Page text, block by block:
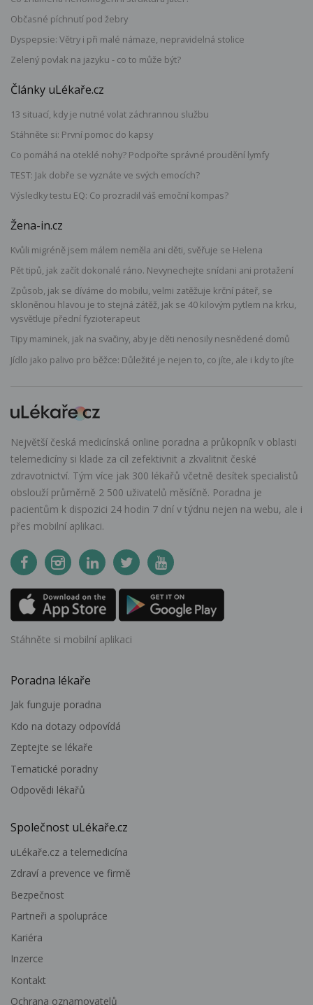
Občasné píchnutí pod žebry
Dyspepsie: Větry i při malé námaze, nepravidelná stolice
Zelený povlak na jazyku - co to může být?
Články uLékaře.cz
13 situací, kdy je nutné volat záchrannou službu
Stáhněte si: První pomoc do kapsy
Co pomáhá na oteklé nohy? Podpořte správné proudění lymfy
TEST: Jak dobře se vyznáte ve svých emocích?
Výsledky testu EQ: Co prozradil váš emoční kompas?
Žena-in.cz
Kvůli migréně jsem málem neměla ani děti, svěřuje se Helena
Pět tipů, jak začít dokonalé ráno. Nevynechejte snídani ani protažení
Způsob, jak se díváme do mobilu, velmi zatěžuje krční páteř, se
skloněnou hlavou je to stejná zátěž, jak se 40 kilovým pytlem na krku,
vysvětluje přední fyzioterapeut
Tipy maminek, jak na svačiny, aby je děti nenosily nesnědené domů
Jídlo jako palivo pro běžce: Důležité je nejen to, co jíte, ale i kdy to jíte
Největší česká medicínská online poradna a průkopník v oblasti
telemedicíny si klade za cíl zefektivnit a zkvalitnit české
zdravotnictví. Tým více jak 300 lékařů včetně desítek specialistů
obslouží průměrně 2 500 uživatelů měsíčně. Poradna je
pacientům k dispozici 24 hodin 7 dní v týdnu nejen na webu, ale i
přes mobilní aplikaci.
Stáhněte si mobilní aplikaci
Poradna lékaře
Jak funguje poradna
Kdo na dotazy odpovídá
Zeptejte se lékaře
Tematické poradny
Odpovědi lékařů
Společnost uLékaře.cz
uLékaře.cz a telemedicína
Zdraví a prevence ve firmě
Bezpečnost
Partneři a spolupráce
Kariéra
Inzerce
Kontakt
Ochrana oznamovatelů